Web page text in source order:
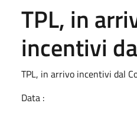
TPL, in
incentivi
TPL, in arrivo incentivi dal
Data :